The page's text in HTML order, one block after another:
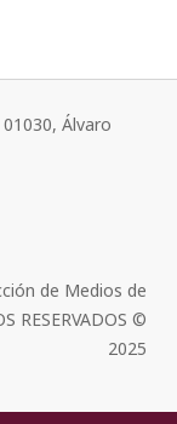
Álvaro
de Medios de
RESERVADOS ©
2025